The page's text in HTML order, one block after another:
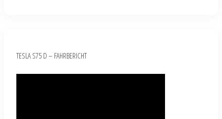
TESLA S75 D – FAHRBERICHT